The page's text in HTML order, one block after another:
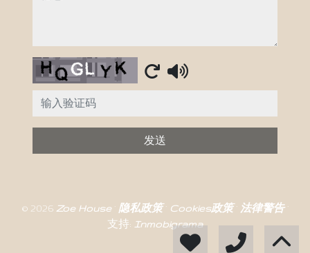
Captcha
发送
© 2026 Zoe House · 隐私政策 · Cookies政策 · 法律警告 ·
支持: Inmobigrama